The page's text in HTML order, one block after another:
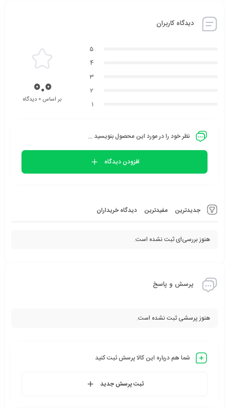
دیدگاه کاربران
جدیدترین مفیدترین دیدگاه خریداران
هنوز بررسی‌ای ثبت نشده است.
5
4
3
2
1
0.0بر اساس 0 دیدگاه
نظر خود را در مورد این محصول بنویسید ...
افزودن دیدگاه
پرسش و پاسخ
هنوز پرسشی ثبت نشده است.
شما هم درباره این کالا پرسش ثبت کنید
ثبت پرسش جدید